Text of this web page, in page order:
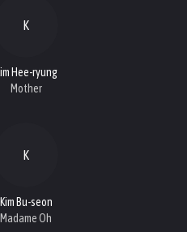
K
Hee-ryung
Mother
K
Kim Bu-seon
Madame Oh